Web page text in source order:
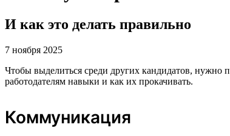
И как это делать правильно
7 ноября 2025
Чтобы выделиться среди других кандидатов, нужно
работодателям навыки и как их прокачивать.
Коммуникация